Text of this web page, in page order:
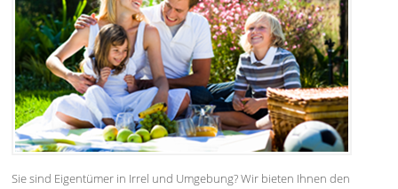
Sie sind Eigentümer in Irrel und Umgebung? Wir bieten Ihnen den